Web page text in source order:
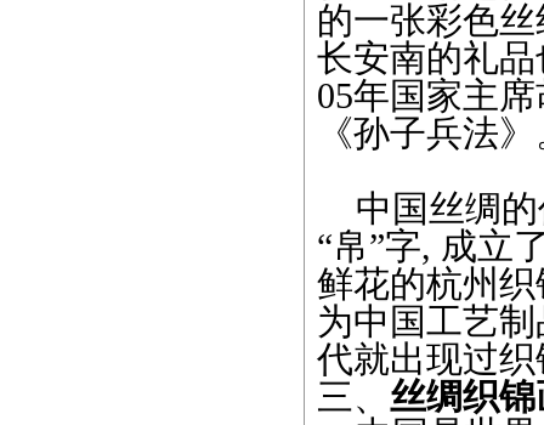
的一张彩色
长安南的礼
05年国家主
《孙子兵法
中国丝绸的
“帛”字, 成立
鲜花的杭州
为中国工艺
代就出现过
三、 丝绸织锦